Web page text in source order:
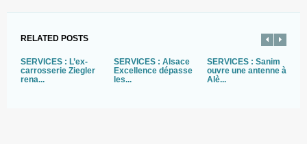
RELATED POSTS
SERVICES : L’ex-
carrosserie Ziegler
rena...
SERVICES : Alsace
Excellence dépasse
les...
SERVICES : Sanim
ouvre une antenne à
Alè...